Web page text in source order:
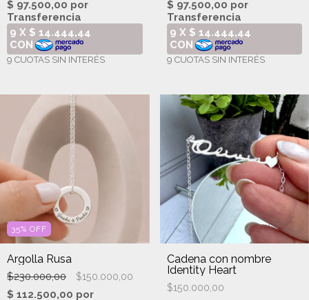
35% OFF
Argolla Rusa
$230.000,00 $150.000,00
Cadena con nombre
Identity Heart
$150.000,00